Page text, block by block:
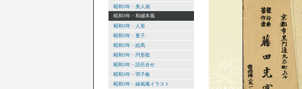
昭和3年・美人画
昭和3年・和綴本風
昭和3年・人形
昭和3年・童子
昭和3年・絵馬
昭和3年・円形龍
昭和3年・語呂合せ
昭和3年・羽子板
昭和3年・線画風イラスト